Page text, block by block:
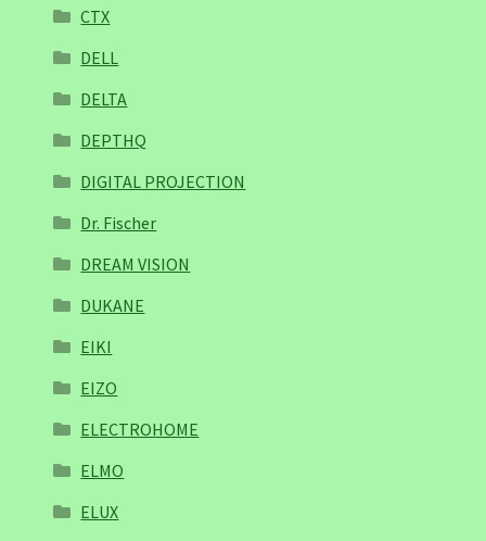
CTX
DELL
DELTA
DEPTHQ
DIGITAL PROJECTION
Dr. Fischer
DREAM VISION
DUKANE
EIKI
EIZO
ELECTROHOME
ELMO
ELUX